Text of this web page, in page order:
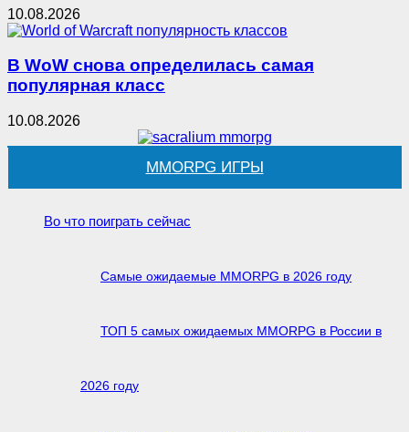
10.08.2026
В WoW снова определилась самая
популярная класс
10.08.2026
MMORPG ИГРЫ
Во что поиграть сейчас
Самые ожидаемые MMORPG в 2026 году
ТОП 5 самых ожидаемых MMORPG в России в
2026 году